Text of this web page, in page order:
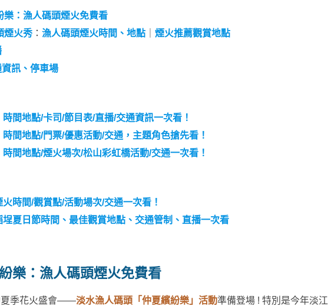
樂：漁人碼頭煙火免費看
煙火秀 ： 漁人碼頭煙火時間、地點
煙火推薦觀賞地點
訊、停車場
時間地點/卡司/節目表/直播/交通資訊一次看！
時間地點/門票/優惠活動/交通，主題角色搶先看！
時間地點/煙火場次/松山彩虹橋活動/交通一次看！
火時間/觀賞點/活動場次/交通一次看！
埕夏日節時間、最佳觀賞地點、交通管制、直播一次看
樂：漁人碼頭煙火免費看
夏季花火盛會——淡水漁人碼頭「仲夏繽紛樂」活動準備登場 ! 特別是今年淡江